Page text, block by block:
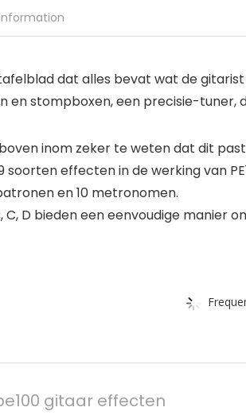
dat alles bevat wat de
en stompboxen, een precisie-tuner,
inom zeker te weten dat dit
effecten in de werking van
en 10 metronomen.
C, D bieden een eenvoudige
gitaar effecten